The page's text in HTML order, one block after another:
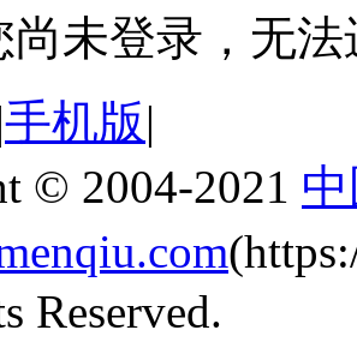
尚未登录，无
|手机版|
© 2004-2021
Reserved.